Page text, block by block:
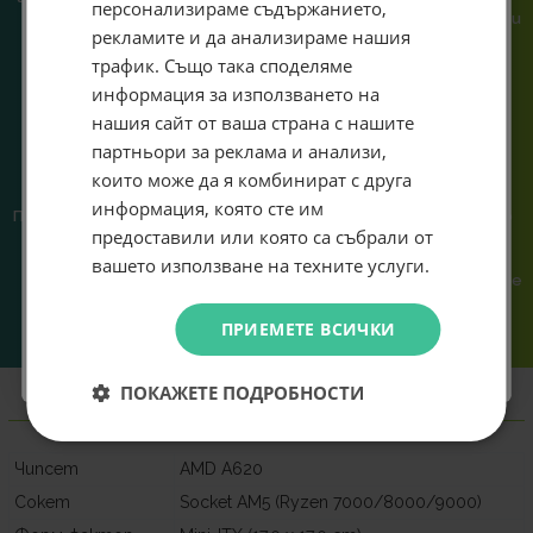
или справяне с проблем.
гарантираме бърза реакция и
познаване на твоята
Предлагаме различни методи
на плащане, включително
Ние сме малък екип и точно
затова поемаме лична
поръчка. Ако има проблем – не
го прехвърляме, а го
решаваме.
Чипсет
AMD A620
Сокет
Socket AM5 (Ryzen 7000/8000/9000)
персонализираме съдържанието,
рекламите и да анализираме нашия
трафик. Също така споделяме
информация за използването на
нашия сайт от ваша страна с нашите
партньори за реклама и анализи,
които може да я комбинират с друга
информация, която сте им
предоставили или която са събрали от
вашето използване на техните услуги.
ПРИЕМЕТЕ ВСИЧКИ
ПОКАЖЕТЕ ПОДРОБНОСТИ
теб!
Абонирай се за ексклузивни седмични оферти и
специални предложения само за теб като
въведеш само email адрес и получи отстъпка от
първата ти поръчка.
Email
Не искам подарък